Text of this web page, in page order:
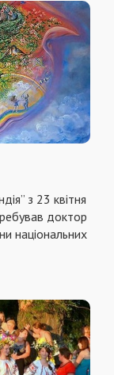
з 23 квітня
доктор
національних